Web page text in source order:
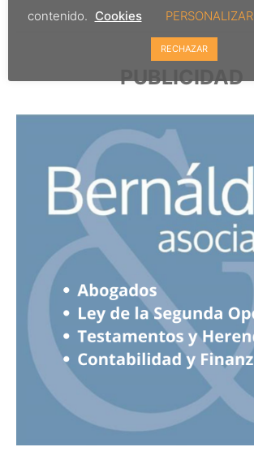
PUBLICIDAD
contenido. Cookies PERSONALIZAR
RECHAZAR